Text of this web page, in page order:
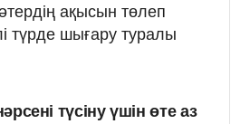
ақысын төлеп
түрде шығару туралы
түсіну үшін өте аз